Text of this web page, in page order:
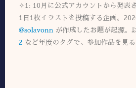
✧1: 10月に公式アカウントから発表
1日1枚イラストを投稿する企画。
@solavonn が作成したお題が起源。
2 など年度のタグで、参加作品を見る